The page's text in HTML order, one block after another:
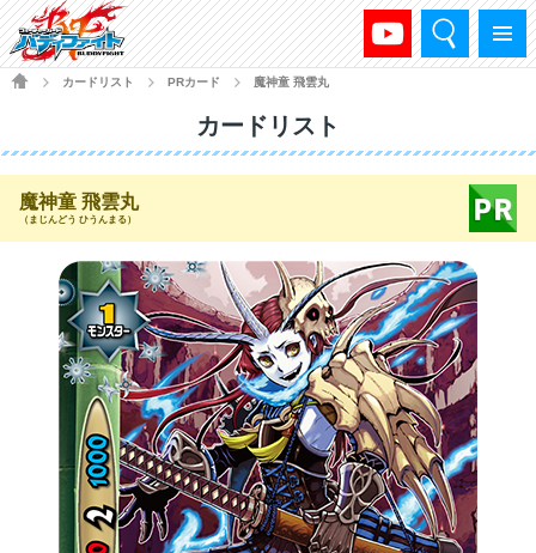
メニュー
検索
HOME
カードリスト PRカード 魔神童 飛雲丸
カードリスト
魔神童 飛雲丸
（まじんどう ひうんまる）